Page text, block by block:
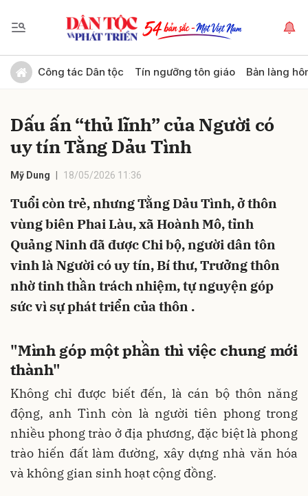
Công tác Dân tộc Tín ngưỡng tôn giáo Bản làng
Dấu ấn “thủ lĩnh” của Người có
uy tín Tằng Dảu Tình
Mỹ Dung 18/05/2026 11:36
Tuổi còn trẻ, nhưng Tằng Dảu Tình, ở thôn
vùng biên Phai Làu, xã Hoành Mô, tỉnh
Quảng Ninh đã được Chi bộ, người dân tôn
vinh là Người có uy tín, Bí thư, Trưởng thôn
nhờ tinh thần trách nhiệm, tự nguyện góp
sức vì sự phát triển của thôn .
"Mình góp một phần thì việc chung mới
thành"
Không chỉ được biết đến, là cán bộ thôn năng
động, anh Tình còn là người tiên phong trong
nhiều phong trào ở địa phương, đặc biệt là phong
trào hiến đất làm đường, xây dựng nhà văn hóa
và không gian sinh hoạt cộng đồng.
Gửi bình luận
Hủy Gửi